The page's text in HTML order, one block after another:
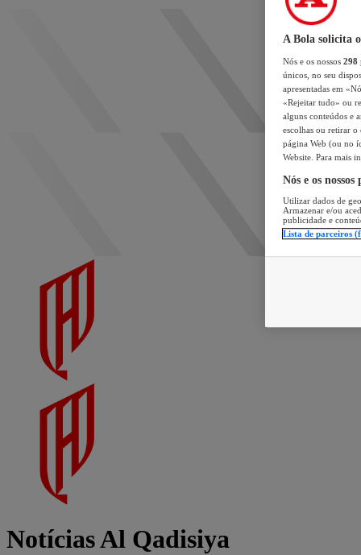
Notícias Al Qadisiya
A Bola solicita
Nós e os nossos 298
únicos, no seu
apresentadas em
«Rejeitar tudo» ou
alguns conteúdos e
escolhas ou retirar
página Web (ou no
Website. Para mais
Nós e os
Utilizar dados de
Armazenar e/ou
publicidade e
Lista de parceiros